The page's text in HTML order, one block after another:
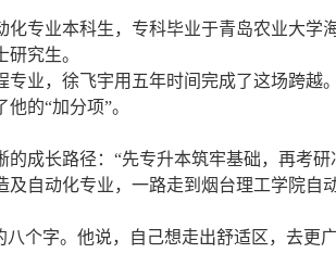
专业本科生，专科毕业于青岛农业大学
究生。
业，徐飞宇用五年时间完成了这场跨越
的“加分项”。
成长路径：“先专升本筑牢基础，再考研
自动化专业，一路走到烟台理工学院自
个字。他说，自己想走出舒适区，去更